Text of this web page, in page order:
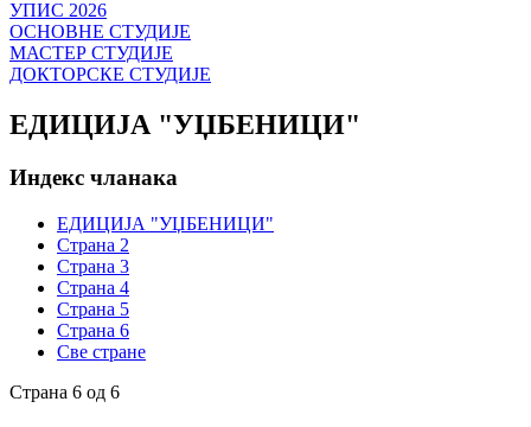
УПИС 2026
ОСНОВНЕ СТУДИЈЕ
МАСТЕР СТУДИЈЕ
ДОКТОРСКЕ СТУДИЈЕ
ЕДИЦИЈА "УЏБЕНИЦИ"
Индекс чланака
ЕДИЦИЈА "УЏБЕНИЦИ"
Страна 2
Страна 3
Страна 4
Страна 5
Страна 6
Све стране
Страна 6 од 6